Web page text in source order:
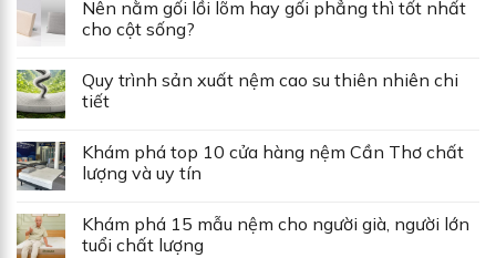
Nên nằm gối lồi lõm hay gối phẳng thì tốt nhất
cho cột sống?
Quy trình sản xuất nệm cao su thiên nhiên chi
tiết
Khám phá top 10 cửa hàng nệm Cần Thơ chất
lượng và uy tín
Khám phá 15 mẫu nệm cho người già, người lớn
tuổi chất lượng